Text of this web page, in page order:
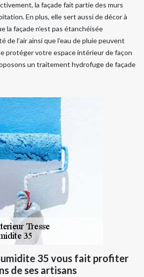
la façade fait partie des murs
En plus, elle sert aussi de décor à
la façade n’est pas étanchéisée
de l’air ainsi que l’eau de pluie peuvent
protéger votre espace intérieur de façon
un traitement hydrofuge de façade
35 vous fait profiter
de ses artisans